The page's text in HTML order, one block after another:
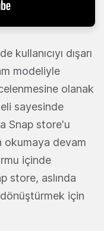
kullanıcıyı dışarı
modeliyle
olanak
sayesinde
Snap store'u
okumaya devam
içinde
store, aslında
için